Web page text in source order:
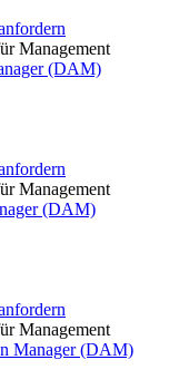
Management
(DAM)
Management
(DAM)
Management
Manager (DAM)